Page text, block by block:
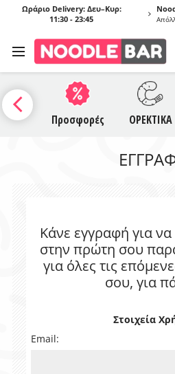
Ωράριο Delivery: Δευ–Κυρ:
11:30 - 23:45
Προσφορές ΟΡΕΚΤΙΚΑ
Κάνε εγγραφή για να
στην πρώτη σου
για όλες τις
σου, για
Στοιχεία
Email: